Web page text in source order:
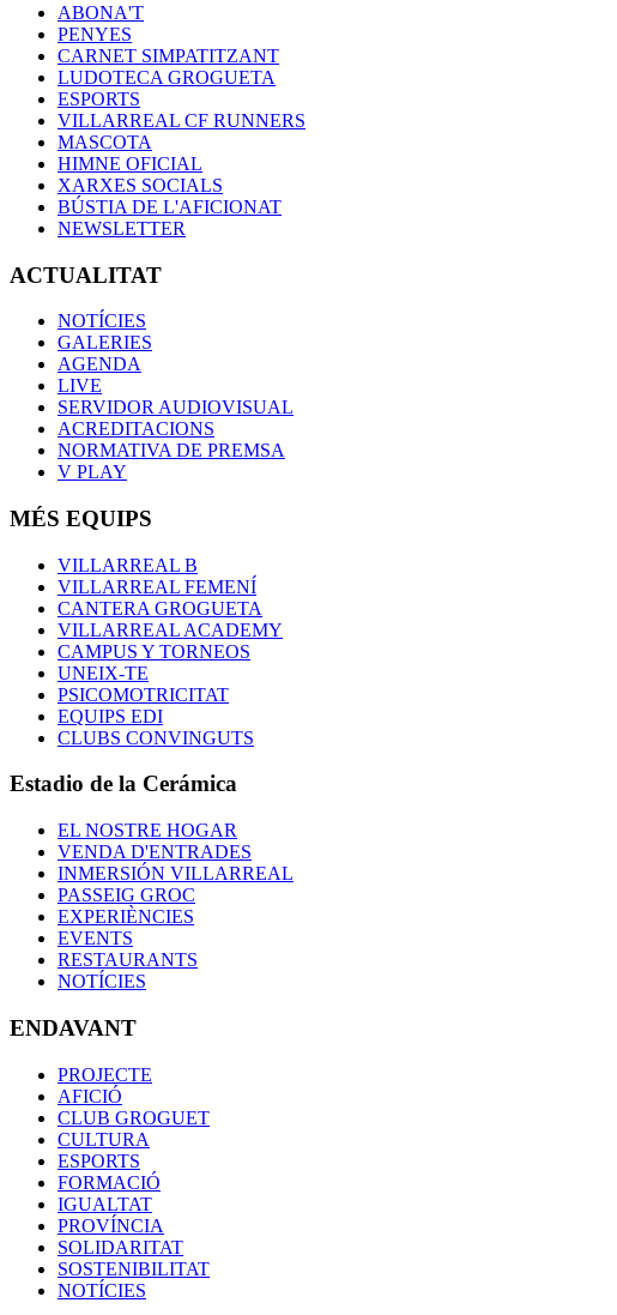
ABONA'T
PENYES
CARNET SIMPATITZANT
LUDOTECA GROGUETA
ESPORTS
VILLARREAL CF RUNNERS
MASCOTA
HIMNE OFICIAL
XARXES SOCIALS
BÚSTIA DE L'AFICIONAT
NEWSLETTER
ACTUALITAT
NOTÍCIES
GALERIES
AGENDA
LIVE
SERVIDOR AUDIOVISUAL
ACREDITACIONS
NORMATIVA DE PREMSA
V PLAY
MÉS EQUIPS
VILLARREAL B
VILLARREAL FEMENÍ
CANTERA GROGUETA
VILLARREAL ACADEMY
CAMPUS Y TORNEOS
UNEIX-TE
PSICOMOTRICITAT
EQUIPS EDI
CLUBS CONVINGUTS
Estadio de la Cerámica
EL NOSTRE HOGAR
VENDA D'ENTRADES
INMERSIÓN VILLARREAL
PASSEIG GROC
EXPERIÈNCIES
EVENTS
RESTAURANTS
NOTÍCIES
ENDAVANT
PROJECTE
AFICIÓ
CLUB GROGUET
CULTURA
ESPORTS
FORMACIÓ
IGUALTAT
PROVÍNCIA
SOLIDARITAT
SOSTENIBILITAT
NOTÍCIES